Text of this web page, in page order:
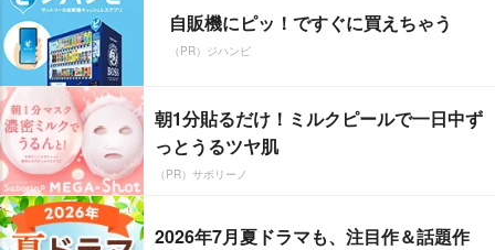
自販機にピッ！ですぐに買えちゃう
（PR）ジハンピ
朝1分貼るだけ！ミルクピールで一日中ず
っとうるツヤ肌
（PR）サボリーノ
2026年7月夏ドラマも、注目作＆話題作